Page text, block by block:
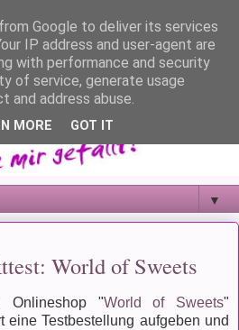
▼
World of Sweets
Onlineshop "World of Sweets"
eine Testbestellung aufgeben und
Google to deliver its services
IP address and user-agent are
with performance and security
of service, generate usage
address abuse.
MORE GOT IT